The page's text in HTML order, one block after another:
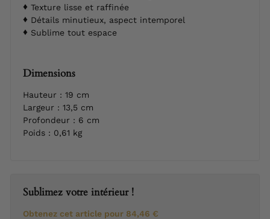
Texture lisse et raffinée
Détails minutieux, aspect intemporel
Sublime tout espace
Dimensions
Hauteur : 19 cm
Largeur : 13,5 cm
Profondeur : 6 cm
Poids : 0,61 kg
Sublimez votre intérieur !
Obtenez cet article pour 84,46 €